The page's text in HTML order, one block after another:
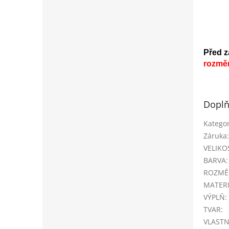
Před
Záruka:
BARVA:
VÝPLŇ:
TVAR: